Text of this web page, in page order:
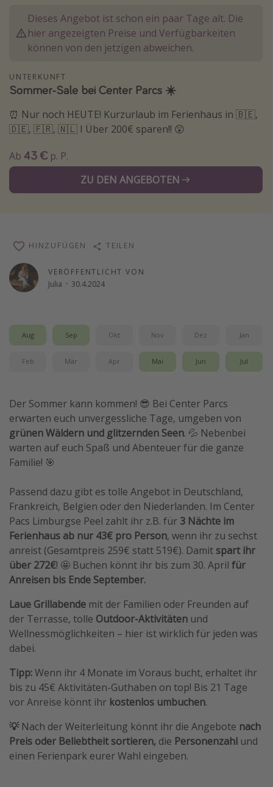
Reisethemen
Alle Reisethemen
Strandurlaub
Abenteuerurlaub
Skiurlaub
Schönste Naturwunder der Welt
Digital Nomad Tipps
Beste Reiseziele 20225
Dieses Angebot ist schon ein paar Tage alt. Die
hier angezeigten Preise und Verfügbarkeiten
können von den jetzigen abweichen.
UNTERKUNFT
Sommer-Sale bei Center Parcs ☀️
⏰ Nur noch HEUTE! Kurzurlaub im Ferienhaus in 🇧🇪,
🇩🇪, 🇫🇷, 🇳🇱 I Über 200€ sparen!! 😲
Ab 43 € p. P.
ZU DEN ANGEBOTEN
VERÖFFENTLICHT VON
Julia · 30.4.2024
HINZUFÜGEN TEILEN
Aug Sep Okt Nov Dez Jan
Feb Mär Apr Mai Jun Jul
Der Sommer kann kommen! 😎 Bei Center Parcs
erwarten euch unvergessliche Tage, umgeben von
grünen Wäldern und glitzernden Seen. 💦 Nebenbei
warten auf euch Spaß und Abenteuer für die ganze
Familie! 🎯
Passend dazu gibt es tolle Angebot in Deutschland,
Frankreich, Belgien oder den Niederlanden. Im Center
Pacs Limburgse Peel zahlt ihr z.B. für 3 Nächte im
Ferienhaus ab nur 43€ pro Person, wenn ihr zu sechst
anreist (Gesamtpreis 259€ statt 519€). Damit spart ihr
über 272€! 🤩 Buchen könnt ihr bis zum 30. April für
Anreisen bis Ende September.
Laue Grillabende mit der Familien oder Freunden auf
der Terrasse, tolle Outdoor-Aktivitäten und
Wellnessmöglichkeiten – hier ist wirklich für jeden was
dabei.
Tipp:Wenn ihr 4 Monate im Voraus bucht, erhaltet ihr
bis zu 45€ Aktivitäten-Guthaben on top! Bis 21 Tage
vor Anreise könnt ihr kostenlos umbuchen.
💡 Nach der Weiterleitung könnt ihr die Angebote nach
Preis oder Beliebtheit sortieren, die Personenzahl und
einen Ferienpark eurer Wahl eingeben.